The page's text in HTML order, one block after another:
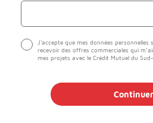
J'accepte que mes données personnelles
recevoir des offres commerciales qui
mes projets avec le Crédit Mutuel du
Continuer